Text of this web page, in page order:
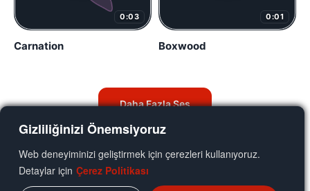
Gizliliğinizi Önemsiyoruz
Web deneyiminizi geliştirmek için çerezleri kullanıyoruz.
Detaylar için Çerez Politikası
0:03
Carnation
0:01
Boxwood
Daha Fazla Ses